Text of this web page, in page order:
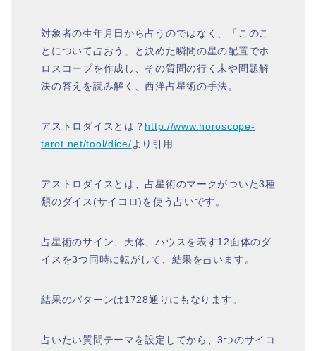
対象者の生年月日から占うのではなく、「このこ
とについて占おう」と決めた瞬間の星の配置でホ
ロスコープを作成し、その質問の行く末や問題解
決の答えを読み解く、西洋占星術の手法。
アストロダイスとは？ http://www.horoscope-
tarot.net/tool/dice/より引用
アストロダイスとは、占星術のマークがついた3種
類のダイス(サイコロ)を使う占いです。
占星術のサイン、天体、ハウスを表す12面体のダ
イスを3つ同時に転がして、結果を占います。
結果のパターンは1728通りにもなります。
占いたい質問テーマを設定してから、3つのサイコ